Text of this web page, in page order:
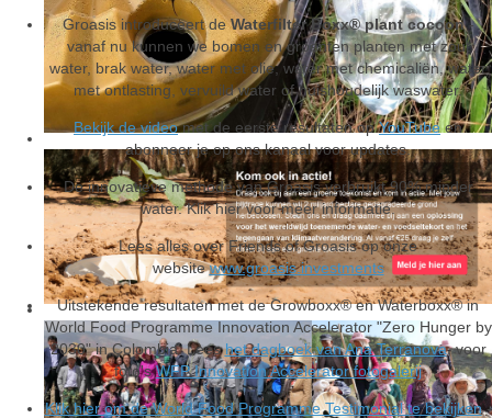
Groasis introduceert deWaterfilter Boxx® plant cocoon-
vanaf nu kunnen we bomen en groenten planten met zout
water, brak water, water met olie, water met chemicaliën, water
met ontlasting, vervuild water of huishoudelijk waswater.
Bekijk de videomet de eerste resultaten opYouTubeen
abonneer je op ons kanaal voor updates.
De innovatieve methode van Groasis verbruikt 90% minder
water. Klik hier voor meer informatie.
Lees alles over Friends of Groasis op onze
websitewww.groasis.investments
Uitstekende resultaten met de Growboxx® en Waterboxx® in
World Food Programme Innovation Accelerator "Zero Hunger by
2030" in Colombia. Leeshet dagboek van Ana Terranova, voor
foto'sWFP Innovation Accelerator fotogalerij
Klik hier om de World Food Programme Testimonial te bekijken-